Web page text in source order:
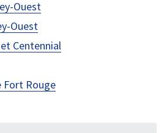
Ouest
Ouest
Centennial
Fort Rouge